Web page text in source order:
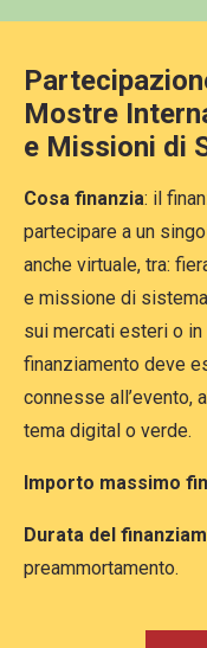
Mostre
e Missioni di
Cosa finanzia: il
partecipare a un
anche virtuale, tra:
e missione di
sui mercati esteri o
finanziamento deve
connesse all’evento,
tema digital o verde.
Importo massimo
Durata del
preammortamento.